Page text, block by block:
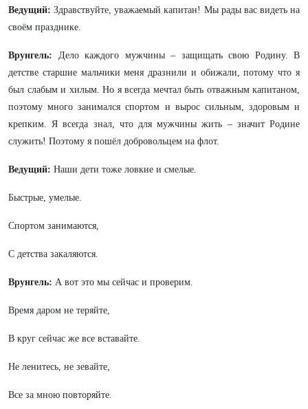
Ведущий: Здравствуйте, уважаемый капитан! Мы рады вас видеть на
своём празднике.
Врунгель:
Дело каждого мужчины – защищать свою Родину. В
детстве старшие мальчики меня дразнили и обижали, потому что я
был слабым и хилым. Но я всегда мечтал быть отважным капитаном,
поэтому много занимался спортом и вырос сильным, здоровым и
крепким. Я всегда знал, что для мужчины жить – значит Родине
служить! Поэтому я пошёл добровольцем на флот.
Ведущий: Наши дети тоже ловкие и смелые.
Быстрые, умелые.
Спортом занимаются,
С детства закаляются.
Врунгель: А вот это мы сейчас и проверим.
Время даром не теряйте,
В круг сейчас же все вставайте.
Не ленитесь, не зевайте,
Все за мною повторяйте.